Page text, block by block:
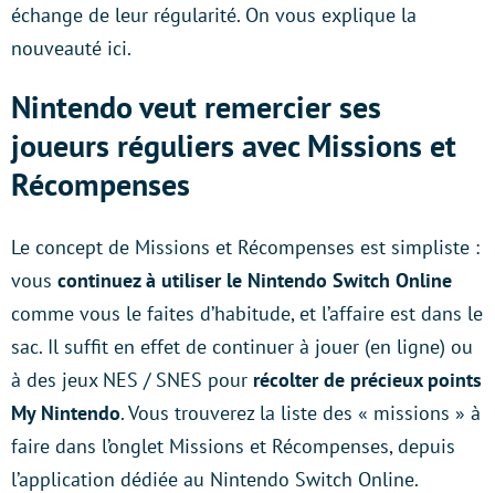
échange de leur régularité. On vous explique la
nouveauté ici.
Nintendo veut remercier ses
joueurs réguliers avec Missions et
Récompenses
Le concept de Missions et Récompenses est simpliste :
vous continuez à utiliser le Nintendo Switch Online
comme vous le faites d’habitude, et l’affaire est dans le
sac. Il suffit en effet de continuer à jouer (en ligne) ou
à des jeux NES / SNES pour récolter de précieux points
My Nintendo. Vous trouverez la liste des « missions » à
faire dans l’onglet Missions et Récompenses, depuis
l’application dédiée au Nintendo Switch Online.